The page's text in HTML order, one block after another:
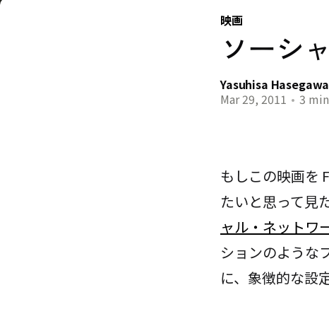
映画
ソーシ
Yasuhisa Hasegawa
Mar 29, 2011 • 3
もしこの映画を
たいと思って見
ャル・ネットワ
ションのような
に、象徴的な設